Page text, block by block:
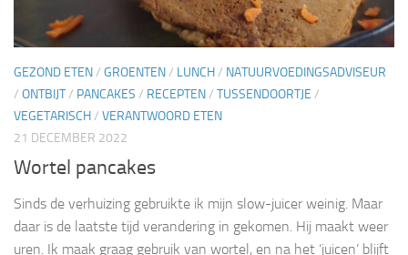
GEZOND ETEN/ GROENTEN/ LUNCH/ NATUURVOEDINGSADVISEUR
/ ONTBIJT/ PANCAKES / RECEPTEN/ TUSSENDOORTJE /
VEGETARISCH/ VERANTWOORD ETEN
21 DECEMBER 2022
Wortel pancakes
Sinds de verhuizing gebruikte ik mijn slow-juicer weinig. Maar
daar is de laatste tijd verandering in gekomen. Hij maakt weer
uren. Ik maak graag gebruik van wortel, en na het ‘juicen’ blijft